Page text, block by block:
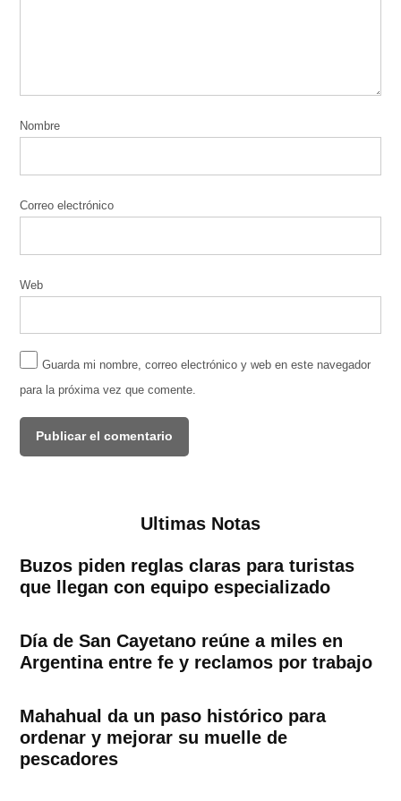
Nombre
Correo electrónico
Web
Guarda mi nombre, correo electrónico y web en este navegador
para la próxima vez que comente.
Ultimas Notas
Buzos piden reglas claras para turistas
que llegan con equipo especializado
Día de San Cayetano reúne a miles en
Argentina entre fe y reclamos por trabajo
Mahahual da un paso histórico para
ordenar y mejorar su muelle de
pescadores